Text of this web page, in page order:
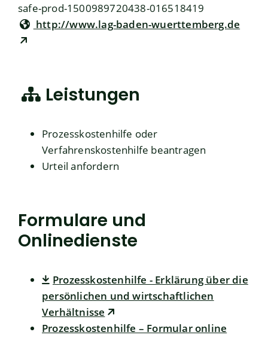
safe-prod-1500989720438-016518419
http://www.lag-baden-wuerttemberg.de
Leistungen
Prozesskostenhilfe oder
Verfahrenskostenhilfe beantragen
Urteil anfordern
Formulare und
Onlinedienste
Prozesskostenhilfe - Erklärung über die
persönlichen und wirtschaftlichen
Verhältnisse
Prozesskosten­hilfe – Formular online